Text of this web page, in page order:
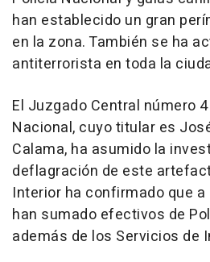
han establecido un gran
en la zona. También se ha
antiterrorista en toda la
El Juzgado Central número
Nacional, cuyo titular es
Calama, ha asumido la
deflagración de este
Interior ha confirmado que
han sumado efectivos de
además de los Servicios de